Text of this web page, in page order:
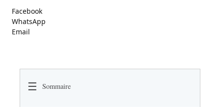
Facebook
WhatsApp
Email
☰ Sommaire